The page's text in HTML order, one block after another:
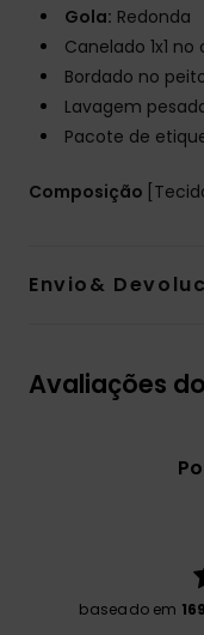
Gola: Redonda
Canelado 1x1
Bordado no
Lavagem
Pacote de
Composição
Envio&
Avaliações
baseado em